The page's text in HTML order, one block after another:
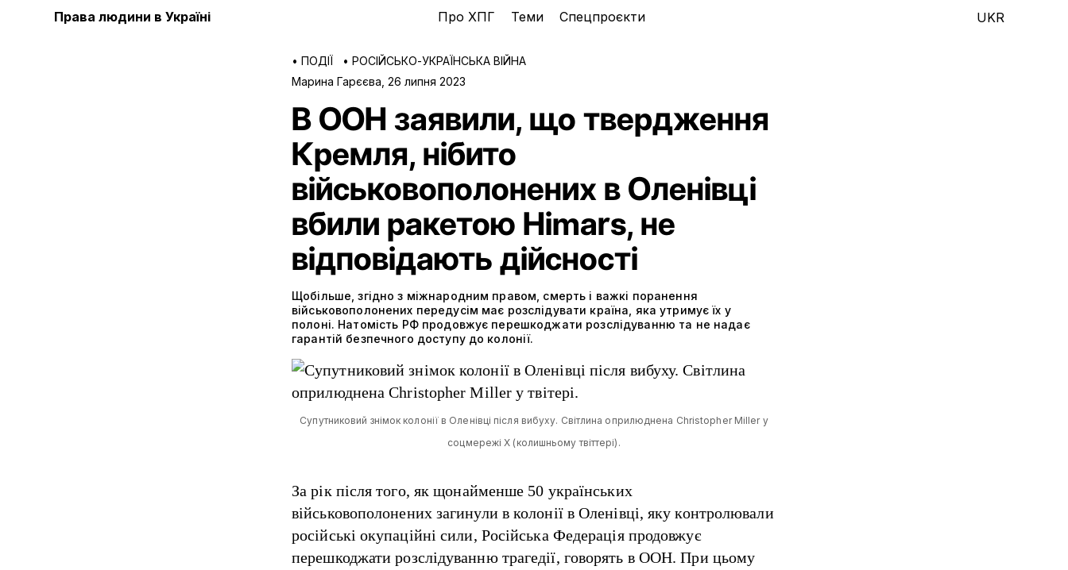
Права людини в Україні Про ХПГ Теми Спецпроєкти UKR
• ПОДІЇ • РОСІЙСЬКО-УКРАЇНСЬКА ВІЙНА
Марина Гарєєва 26 липня 2023
В ООН заявили, що твердження
Кремля, нібито
військовополонених в Оленівці
вбили ракетою Himars, не
відповідають дійсності
Щобільше, згідно з міжнародним правом, смерть і важкі поранення
військовополонених передусім має розслідувати країна, яка утримує їх у
полоні. Натомість РФ продовжує перешкоджати розслідуванню та не надає
гарантій безпечного доступу до колонії.
Супутниковий знімок колонії в Оленівці після вибуху. Світлина оприлюднена Christopher Miller у
соцмережі Х (колишньому твіттері).
За рік після того, як щонайменше 50 українських
військовополонених загинули в колонії в Оленівці, яку контролювали
російські окупаційні сили, Російська Федерація продовжує
перешкоджати розслідуванню трагедії, говорять в ООН. При цьому